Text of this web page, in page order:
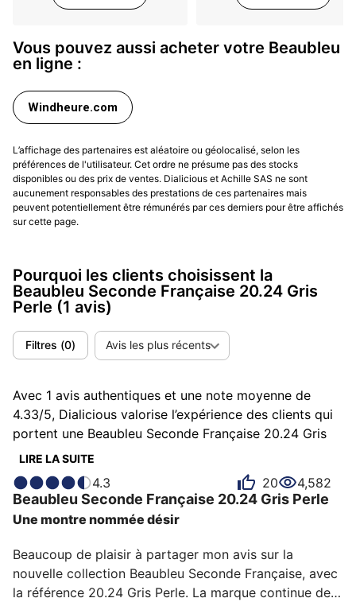
Vous pouvez aussi acheter votre Beaubleu
en ligne :
Windheure.com
L’affichage des partenaires est aléatoire ou géolocalisé, selon les
préférences de l'utilisateur. Cet ordre ne présume pas des stocks
disponibles ou des prix de ventes. Dialicious et Achille SAS ne sont
aucunement responsables des prestations de ces partenaires mais
peuvent potentiellement être rémunérés par ces derniers pour être affichés
sur cette page.
Pourquoi les clients choisissent la
Beaubleu Seconde Française 20.24 Gris
Perle (1 avis)
Filtres (0) Avis les plus récents
Avec 1 avis authentiques et une note moyenne de
4.33/5, Dialicious valorise l’expérience des clients qui
portent une Beaubleu Seconde Française 20.24 Gris
Perle . Chaque avis est une source d’inspiration pour
comprendre ce qui rend la Seconde Française 20.24
Gris Perle unique aux yeux de ses possesseurs.
Certains la décrivent comme convaincante, d'autres
comme innovante ou poétique et chacun a des raisons
personnelles d’aimer sa Seconde Française 20.24 Gris
Perle pour son design, sa précision ou encore son
confort.
LIRE LA SUITE
4.3 20 4,582
Beaubleu Seconde Française 20.24 Gris Perle
Une montre nommée désir
Beaucoup de plaisir à partager mon avis sur la
nouvelle collection Beaubleu Seconde Française, avec
la référence 20.24 Gris Perle. La marque continue de